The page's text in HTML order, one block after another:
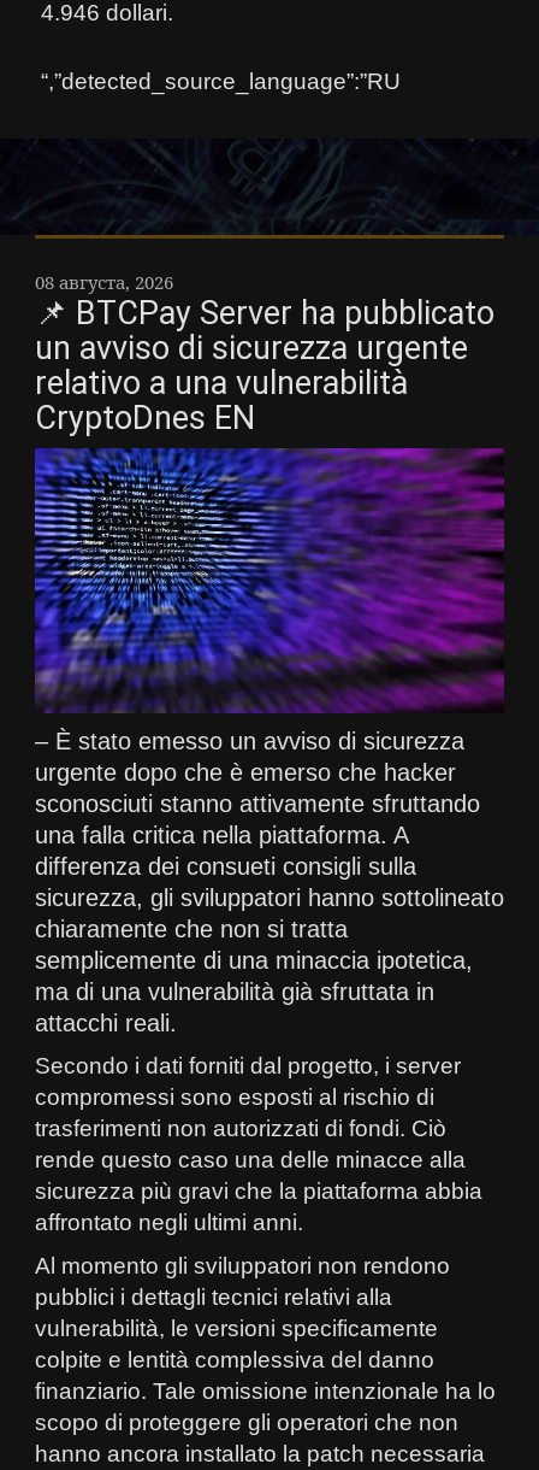
4.946 dollari.
“,”detected_source_language”:”RU
08 августа, 2026
📌 BTCPay Server ha pubblicato
un avviso di sicurezza urgente
relativo a una vulnerabilità
CryptoDnes EN
– È stato emesso un avviso di sicurezza
urgente dopo che è emerso che hacker
sconosciuti stanno attivamente sfruttando
una falla critica nella piattaforma. A
differenza dei consueti consigli sulla
sicurezza, gli sviluppatori hanno sottolineato
chiaramente che non si tratta
semplicemente di una minaccia ipotetica,
ma di una vulnerabilità già sfruttata in
attacchi reali.
Secondo i dati forniti dal progetto, i server
compromessi sono esposti al rischio di
trasferimenti non autorizzati di fondi. Ciò
rende questo caso una delle minacce alla
sicurezza più gravi che la piattaforma abbia
affrontato negli ultimi anni.
Al momento gli sviluppatori non rendono
pubblici i dettagli tecnici relativi alla
vulnerabilità, le versioni specificamente
colpite e lentità complessiva del danno
finanziario. Tale omissione intenzionale ha lo
scopo di proteggere gli operatori che non
hanno ancora installato la patch necessaria